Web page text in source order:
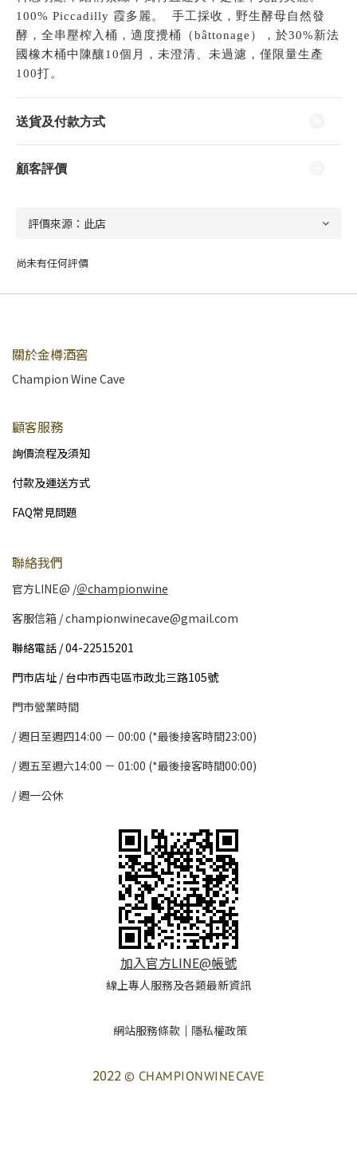
100% Piccadilly 霞多麗。
手工採收，野生酵母自然發
酵，全串壓榨入桶，適度攪桶（bâttonage），於30%新法
國橡木桶中陳釀10個月，未澄清、未過濾，僅限量生產
100打。
送貨及付款方式
顧客評價
尚未有任何評價
關於金樽酒窖
Champion Wine Cave
顧客服務
詢價流程及須知
付款及運送方式
FAQ常見問題
聯絡我們
官方LINE@ /＠championwine
客服信箱 / championwinecave@gmail.com
聯絡電話 / 04-22515201
門市店址 / 台中市西屯區市政北三路105號
門市營業時間
/ 週日至週四14:00 － 00:00 (*最後接客時間23:00)
/週五至週六14:00 － 01:00 (*最後接客時間00:00)
/週一公休
加入官方LINE@帳號
線上專人服務及各類最新資訊
網站服務條款 ｜ 隱私權政策
2022 © CHAMPIONWINECAVE